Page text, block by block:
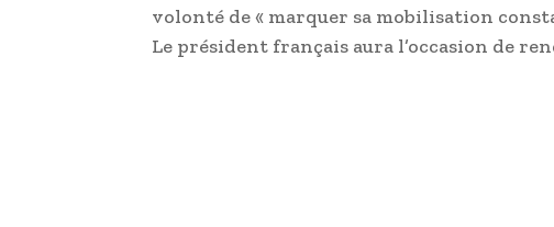
volonté de « marquer sa mobilisation
Le président français aura l’occasion de